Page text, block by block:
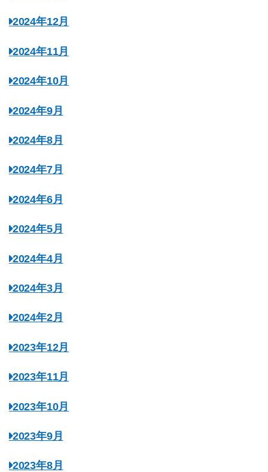
2024年12月
2024年11月
2024年10月
2024年9月
2024年8月
2024年7月
2024年6月
2024年5月
2024年4月
2024年3月
2024年2月
2023年12月
2023年11月
2023年10月
2023年9月
2023年8月